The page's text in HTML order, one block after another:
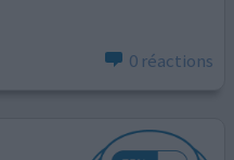
0 réactions